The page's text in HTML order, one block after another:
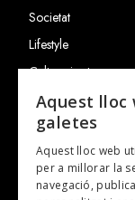
Societat
Lifestyle
Cultura i art
Entrevistes
Gastronomia
TV
Plans per fer
Aquest lloc
galetes
Aquest lloc web
per a millorar la
navegació,